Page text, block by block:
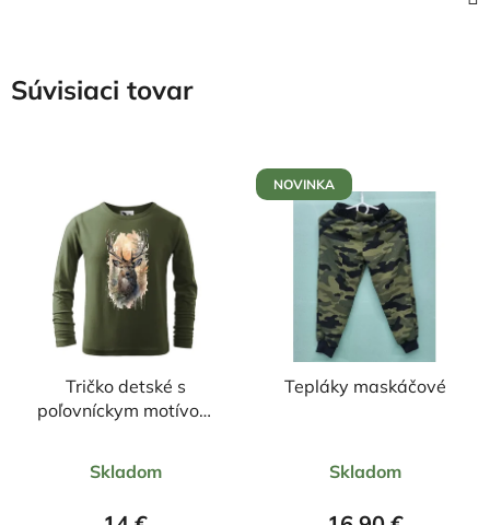
Súvisiaci tovar
Tričko detské s
poľovníckym motívom
hodnotenie
produktu
Skladom
NOVINKA
Tepláky maskáčové
hodnotenie
produktu
Skladom